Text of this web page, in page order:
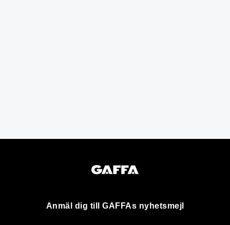
Anmäl dig till GAFFAs nyhetsmejl